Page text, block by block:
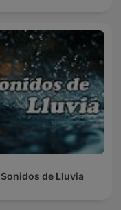
Sonidos de Lluvia